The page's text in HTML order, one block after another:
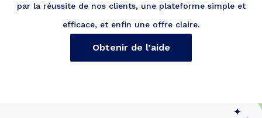
par la réussite de nos clients, une plateforme simple et
efficace, et enfin une offre claire.
Obtenir de l’aide